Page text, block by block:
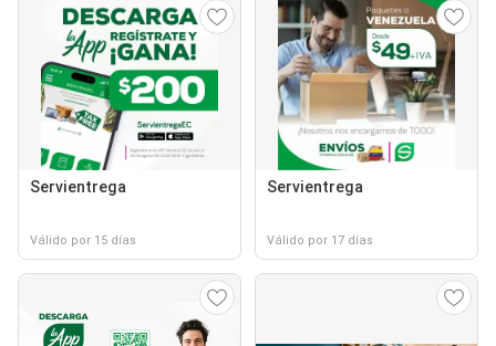
Servientrega
Válido por 15 días
Servientrega
Válido por 17 días